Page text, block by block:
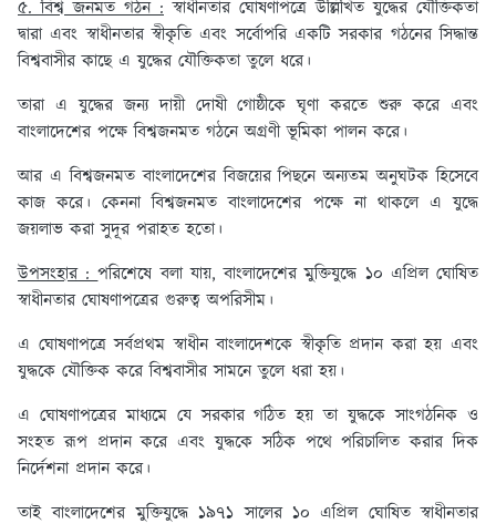
৫. বিশ্ব জনমত গঠন : স্বাধীনতার ঘোষণাপত্রে উল্লিখিত যুদ্ধের যৌক্তিকতা
দ্বারা এবং স্বাধীনতার স্বীকৃতি এবং সর্বোপরি একটি সরকার গঠনের সিদ্ধান্ত
বিশ্ববাসীর কাছে এ যুদ্ধের যৌক্তিকতা তুলে ধরে।
তারা এ যুদ্ধের জন্য দায়ী দোষী গোষ্ঠীকে ঘৃণা করতে শুরু করে এবং
বাংলাদেশের পক্ষে বিশ্বজনমত গঠনে অগ্রণী ভূমিকা পালন করে।
আর এ বিশ্বজনমত বাংলাদেশের বিজয়ের পিছনে অন্যতম অনুঘটক হিসেবে
কাজ করে। কেননা বিশ্বজনমত বাংলাদেশের পক্ষে না থাকলে এ যুদ্ধে
জয়লাভ করা সুদূর পরাহত হতো।
উপসংহার :পরিশেষে বলা যায়, বাংলাদেশের মুক্তিযুদ্ধে ১০ এপ্রিল ঘোষিত
স্বাধীনতার ঘোষণাপত্রের গুরুত্ব অপরিসীম।
এ ঘোষণাপত্রে সর্বপ্রথম স্বাধীন বাংলাদেশকে স্বীকৃতি প্রদান করা হয় এবং
যুদ্ধকে যৌক্তিক করে বিশ্ববাসীর সামনে তুলে ধরা হয়।
এ ঘোষণাপত্রের মাধ্যমে যে সরকার গঠিত হয় তা যুদ্ধকে সাংগঠনিক ও
সংহত রূপ প্রদান করে এবং যুদ্ধকে সঠিক পথে পরিচালিত করার দিক
নির্দেশনা প্রদান করে।
তাই বাংলাদেশের মুক্তিযুদ্ধে ১৯৭১ সালের ১০ এপ্রিল ঘোষিত স্বাধীনতার